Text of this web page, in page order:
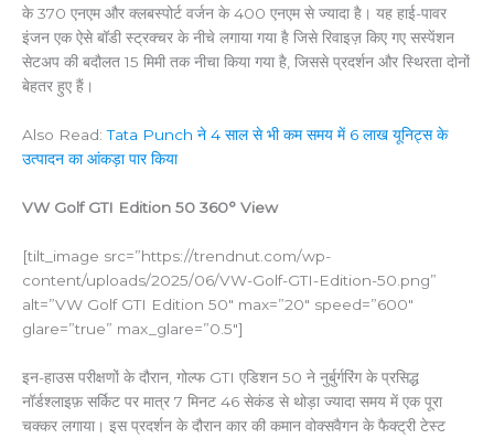
के 370 एनएम और क्लबस्पोर्ट वर्जन के 400 एनएम से ज्यादा है। यह हाई-पावर
इंजन एक ऐसे बॉडी स्ट्रक्चर के नीचे लगाया गया है जिसे रिवाइज़ किए गए सस्पेंशन
सेटअप की बदौलत 15 मिमी तक नीचा किया गया है, जिससे प्रदर्शन और स्थिरता दोनों
बेहतर हुए हैं।
Also Read:Tata Punch ने 4 साल से भी कम समय में 6 लाख यूनिट्स के
उत्पादन का आंकड़ा पार किया
VW Golf GTI Edition 50 360° View
[tilt_image src=”https://trendnut.com/wp-
content/uploads/2025/06/VW-Golf-GTI-Edition-50.png”
alt=”VW Golf GTI Edition 50″ max=”20″ speed=”600″
glare=”true” max_glare=”0.5″]
इन-हाउस परीक्षणों के दौरान, गोल्फ GTI एडिशन 50 ने नुर्बुर्गरिंग के प्रसिद्ध
नॉर्डश्लाइफ़ सर्किट पर मात्र 7 मिनट 46 सेकंड से थोड़ा ज्यादा समय में एक पूरा
चक्कर लगाया। इस प्रदर्शन के दौरान कार की कमान वोक्सवैगन के फैक्ट्री टेस्ट